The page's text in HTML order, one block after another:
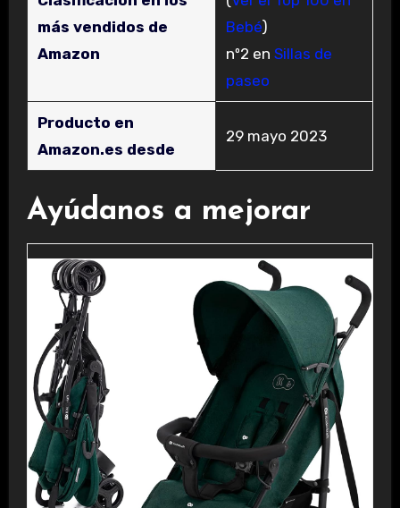
más vendidos de
Amazon
Bebé)
nº2 en Sillas de
paseo
Producto en
Amazon.es desde
29 mayo 2023
Ayúdanos a mejorar